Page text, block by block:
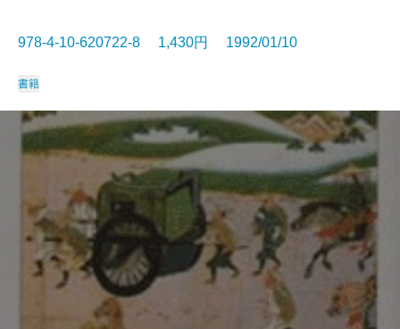
978-4-10-620722-8 1,430円 1992/01/10
書籍